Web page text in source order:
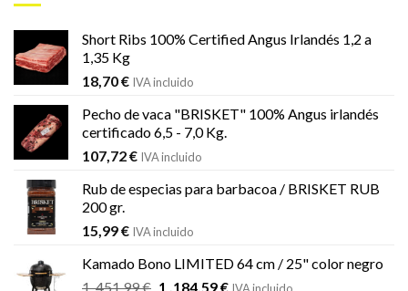
Short Ribs 100% Certified Angus Irlandés 1,2 a
1,35 Kg
18,70€ IVA incluido
Pecho de vaca "BRISKET" 100% Angus irlandés
certificado 6,5 - 7,0 Kg.
107,72€ IVA incluido
Rub de especias para barbacoa / BRISKET RUB
200 gr.
15,99€ IVA incluido
Kamado Bono LIMITED 64 cm / 25" color negro
1 .451,99€ El
1 .184,59€El